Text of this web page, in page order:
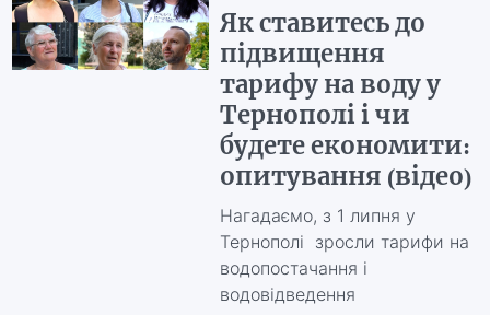
Як ставитесь до
підвищення
тарифу на воду у
Тернополі і чи
будете економити:
опитування (відео)
Нагадаємо, з 1 липня у
Тернополі зросли тарифи на
водопостачання і
водовідведення